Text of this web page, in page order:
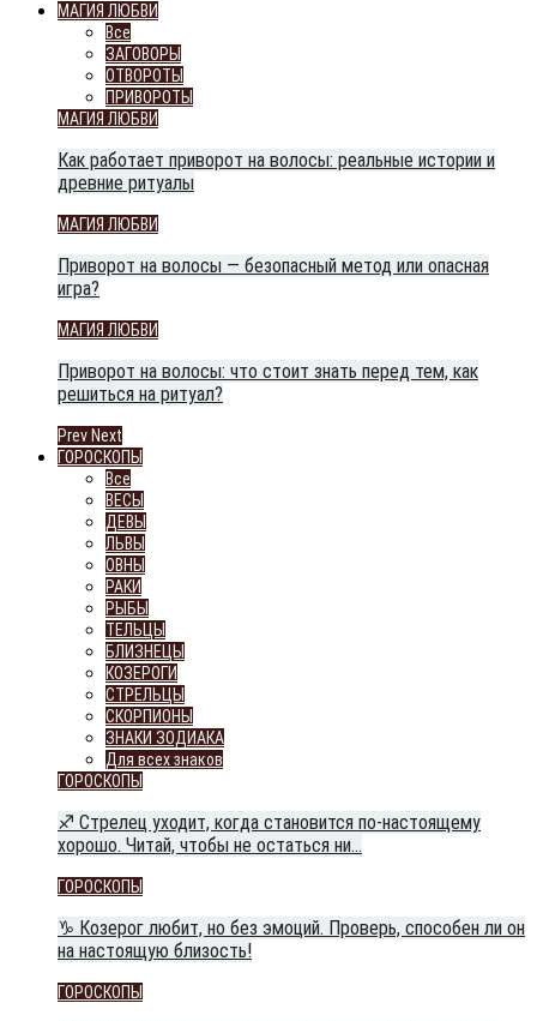
МАГИЯ ЛЮБВИ
Все
ЗАГОВОРЫ
ОТВОРОТЫ
ПРИВОРОТЫ
МАГИЯ ЛЮБВИ
Как работает приворот на волосы: реальные истории и
древние ритуалы
МАГИЯ ЛЮБВИ
Приворот на волосы — безопасный метод или опасная
игра?
МАГИЯ ЛЮБВИ
Приворот на волосы: что стоит знать перед тем, как
решиться на ритуал?
Prev Next
ГОРОСКОПЫ
Все
ВЕСЫ
ДЕВЫ
ЛЬВЫ
ОВНЫ
РАКИ
РЫБЫ
ТЕЛЬЦЫ
БЛИЗНЕЦЫ
КОЗЕРОГИ
СТРЕЛЬЦЫ
СКОРПИОНЫ
ЗНАКИ ЗОДИАКА
Для всех знаков
ГОРОСКОПЫ
♐ Стрелец уходит, когда становится по-настоящему
хорошо. Читай, чтобы не остаться ни…
ГОРОСКОПЫ
♑ Козерог любит, но без эмоций. Проверь, способен ли он
на настоящую близость!
ГОРОСКОПЫ